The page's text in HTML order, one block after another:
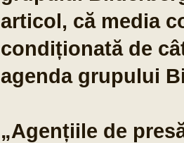
articol, că media
condiționată de
agenda grupului
„Agențiile de